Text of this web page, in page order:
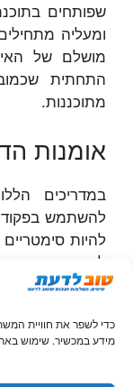
כדי לשפר את חוויית
מידע במכשיר. שימוש
שפותחים
ומעליה
מושלם של
התחתית
מתוכננות.
אומנות
במדריכים
להשתמש
להיות
נקודות למשל,
שנמצאים